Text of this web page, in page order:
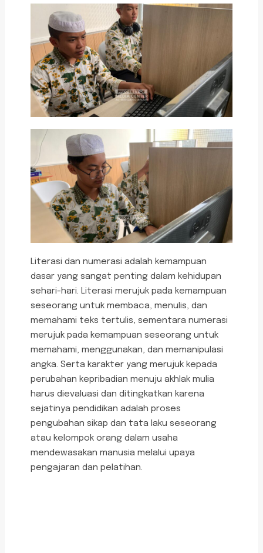
Literasi dan numerasi adalah kemampuan
dasar yang sangat penting dalam kehidupan
sehari-hari. Literasi merujuk pada kemampuan
seseorang untuk membaca, menulis, dan
memahami teks tertulis, sementara numerasi
merujuk pada kemampuan seseorang untuk
memahami, menggunakan, dan memanipulasi
angka. Serta karakter yang merujuk kepada
perubahan kepribadian menuju akhlak mulia
harus dievaluasi dan ditingkatkan karena
sejatinya pendidikan adalah proses
pengubahan sikap dan tata laku seseorang
atau kelompok orang dalam usaha
mendewasakan manusia melalui upaya
pengajaran dan pelatihan.